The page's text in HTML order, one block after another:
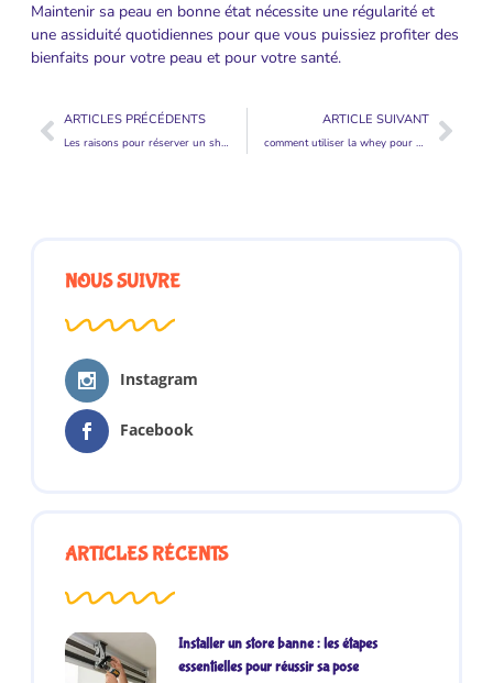
Maintenir sa peau en bonne état nécessite une régularité et
une assiduité quotidiennes pour que vous puissiez profiter des
bienfaits pour votre peau et pour votre santé.
ARTICLES PRÉCÉDENTS
Les raisons pour réserver un shuttle
ARTICLE SUIVANT
comment utiliser la whey pour maigrir ?
NOUS SUIVRE
Instagram
Facebook
ARTICLES RÉCENTS
Installer un store banne : les étapes
essentielles pour réussir sa pose